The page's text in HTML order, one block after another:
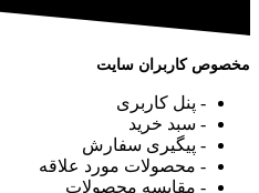
مخصوص کاربران سایت
- پنل کاربری
- سبد خرید
- پیگیری سفارش
- محصولات مورد علاقه
- مقایسه محصولات